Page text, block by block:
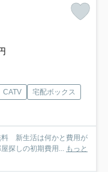
CATV
宅配ボックス
料 新生活は何かと費用が
探しの初期費用...
もっと